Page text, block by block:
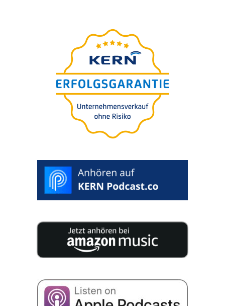
Vállala­ti érték­bec­s­lés 5
perc alatt
Önnekingyene­sen.100% bizal­mas.
Az értékelés tartalmazza.
START RATING